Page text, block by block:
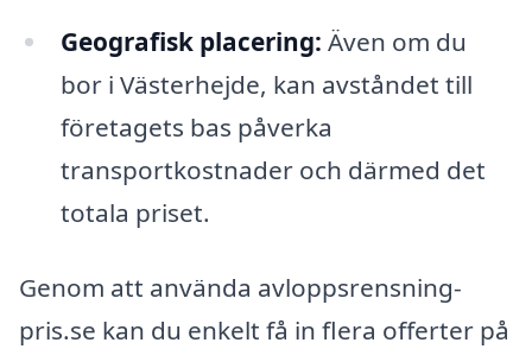
Geografisk placering: Även om du
bor i Västerhejde, kan avståndet till
företagets bas påverka
transportkostnader och därmed det
totala priset.
Genom att använda avloppsrensning-
pris.se kan du enkelt få in flera offerter på